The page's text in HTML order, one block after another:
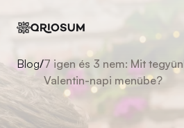
Blog/7 igen és 3 nem: Mit
Valentin-napi menübe?